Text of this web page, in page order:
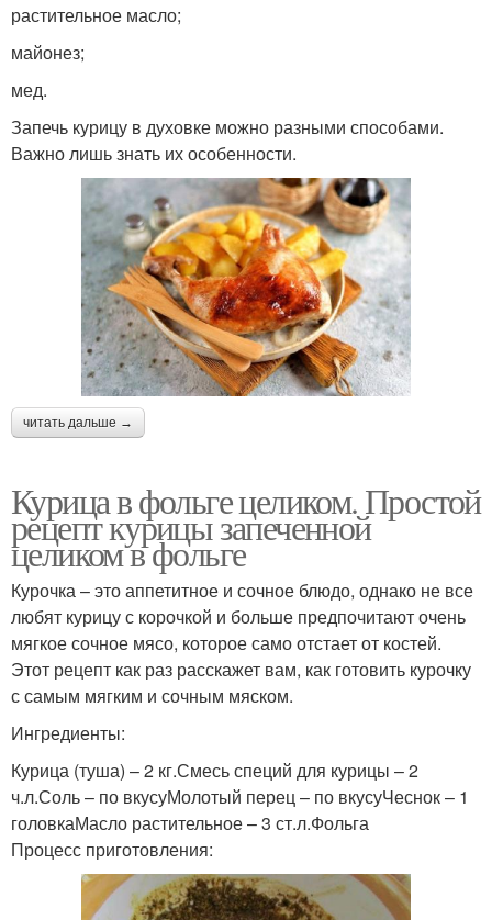
растительное масло;
майонез;
мед.
Запечь курицу в духовке можно разными способами.
Важно лишь знать их особенности.
читать дальше →
Курица в фольге целиком. Простой
рецепт курицы запеченной
целиком в фольге
Курочка – это аппетитное и сочное блюдо, однако не все
любят курицу с корочкой и больше предпочитают очень
мягкое сочное мясо, которое само отстает от костей.
Этот рецепт как раз расскажет вам, как готовить курочку
с самым мягким и сочным мяском.
Ингредиенты:
Курица (туша) – 2 кг.Смесь специй для курицы – 2
ч.л.Соль – по вкусуМолотый перец – по вкусуЧеснок – 1
головкаМасло растительное – 3 ст.л.Фольга
Процесс приготовления: